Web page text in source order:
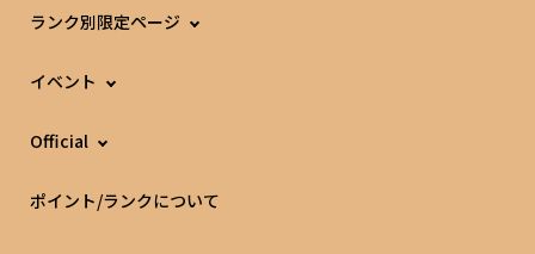
ランク別限定ページ
イベント
Official
ポイント/ランクについて